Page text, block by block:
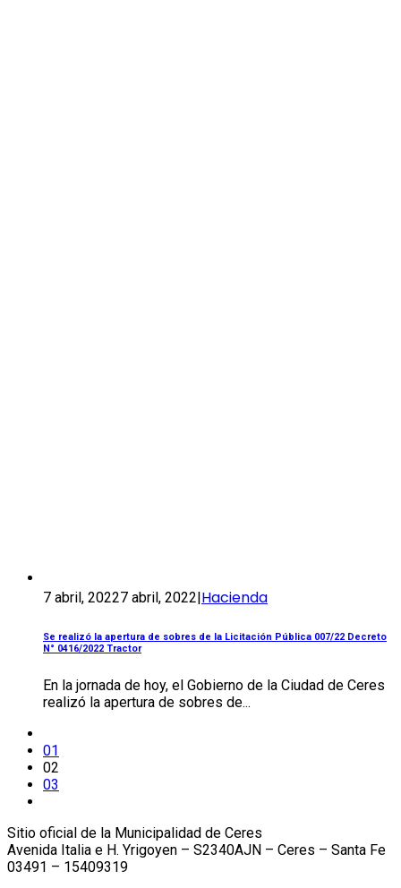
7 abril, 20227 abril, 2022 Hacienda
Se realizó la apertura de sobres de la Licitación Pública 007/22 Decreto
N° 0416/2022 Tractor
En la jornada de hoy, el Gobierno de la Ciudad de Ceres
realizó la apertura de sobres de...
01
02
03
Sitio oficial de la Municipalidad de Ceres
Avenida Italia e H. Yrigoyen – S2340AJN – Ceres – Santa Fe
03491 – 15409319